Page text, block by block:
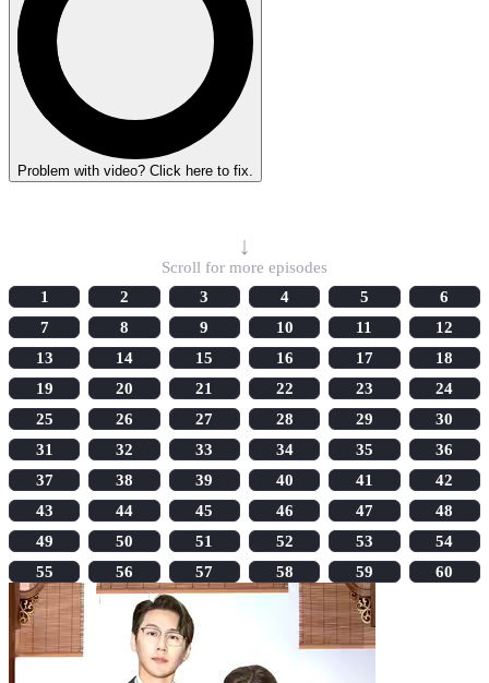
Problem with video? Click here to fix.
↓
Scroll for more episodes
1
2 3 4 5
6
7
8 9 10 11
12
13
14 15 16 17
18
19
20 21 22 23
24
25
26 27 28 29
30
31
32 33 34 35
36
37
38 39 40 41
42
43
44 45 46 47
48
49
50 51 52 53
54
55
56 57 58 59 60